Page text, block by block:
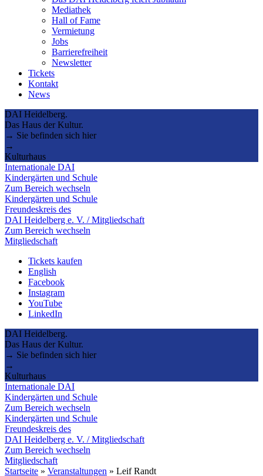
Mediathek
Hall of Fame
Vermietung
Jobs
Barrierefreiheit
Newsletter
Tickets
Kontakt
News
DAI Heidelberg.
Das Haus der Kultur.
→ Sie befinden sich hier
→
Kulturhaus
Internationale DAI
Kindergärten und Schule
Zum Bereich wechseln
Kindergärten und Schule
Freundeskreis des
DAI Heidelberg e. V. / Mitgliedschaft
Zum Bereich wechseln
Mitgliedschaft
Tickets kaufen
English
Facebook
Instagram
YouTube
LinkedIn
DAI Heidelberg.
Das Haus der Kultur.
→ Sie befinden sich hier
→
Kulturhaus
Internationale DAI
Kindergärten und Schule
Zum Bereich wechseln
Kindergärten und Schule
Freundeskreis des
DAI Heidelberg e. V. / Mitgliedschaft
Zum Bereich wechseln
Mitgliedschaft
Startseite » Veranstaltungen » Leif Randt